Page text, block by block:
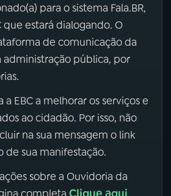
para o sistema Fala.BR,
que estará dialogando. O
de comunicação da
administração pública, por
a EBC a melhorar os serviços e
ao cidadão. Por isso, não
na sua mensagem o link
de sua manifestação.
sobre a Ouvidoria da